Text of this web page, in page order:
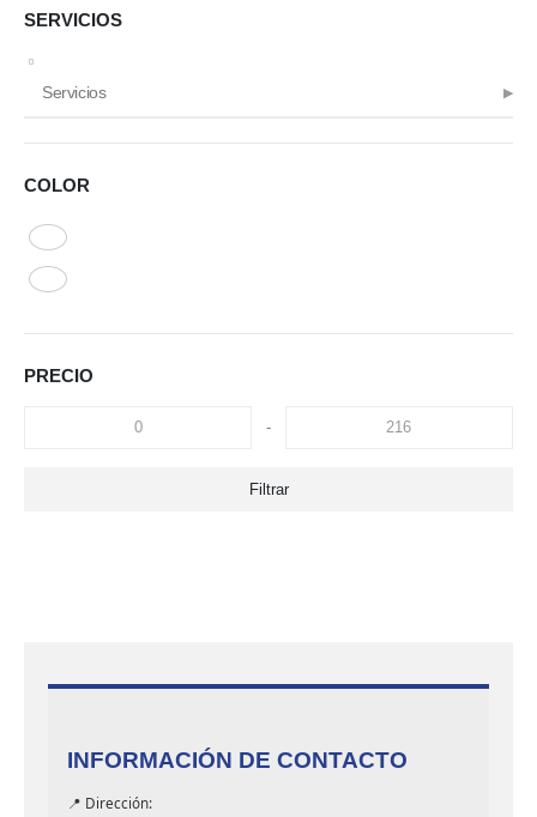
SERVICIOS
Servicios
COLOR
PRECIO
-
Filtrar
INFORMACIÓN DE CONTACTO
📍 Dirección: